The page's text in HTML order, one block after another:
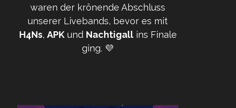
waren der krönende Abschluss
unserer Livebands, bevor es mit
H4Ns, APKund Nachtigallins Finale
ging. 💜